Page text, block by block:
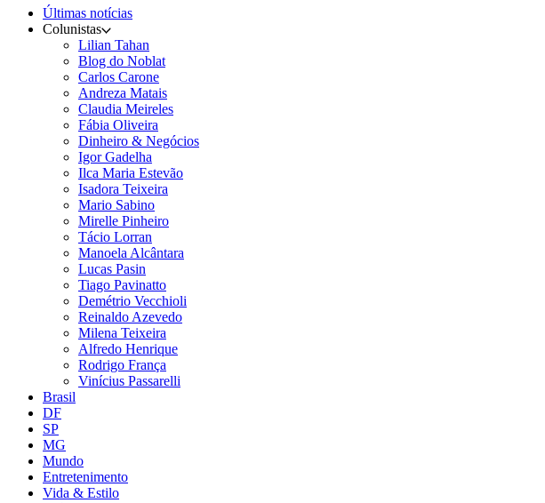
Últimas notícias
Colunistas
Lilian Tahan
Blog do Noblat
Carlos Carone
Andreza Matais
Claudia Meireles
Fábia Oliveira
Dinheiro & Negócios
Igor Gadelha
Ilca Maria Estevão
Isadora Teixeira
Mario Sabino
Mirelle Pinheiro
Tácio Lorran
Manoela Alcântara
Lucas Pasin
Tiago Pavinatto
Demétrio Vecchioli
Reinaldo Azevedo
Milena Teixeira
Alfredo Henrique
Rodrigo França
Vinícius Passarelli
Brasil
DF
SP
MG
Mundo
Entretenimento
Vida & Estilo